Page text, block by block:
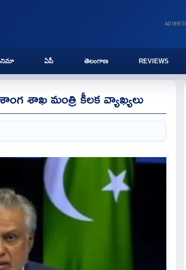
ఏపీ తెలంగాణ REVIEWS
శాఖ మంత్రి కీలక వ్యాఖ్యలు